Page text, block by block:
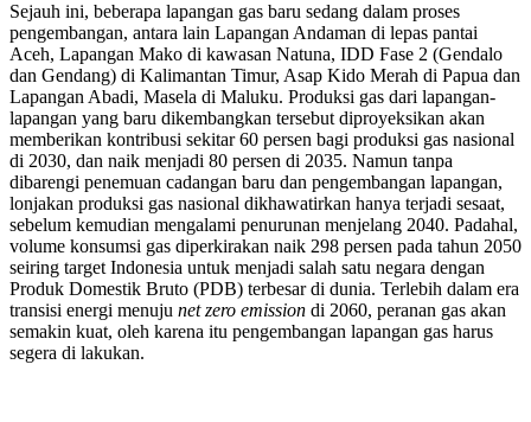
Sejauh ini, beberapa lapangan gas baru sedang dalam proses
pengembangan, antara lain Lapangan Andaman di lepas pantai
Aceh, Lapangan Mako di kawasan Natuna, IDD Fase 2 (Gendalo
dan Gendang) di Kalimantan Timur, Asap Kido Merah di Papua dan
Lapangan Abadi, Masela di Maluku. Produksi gas dari lapangan-
lapangan yang baru dikembangkan tersebut diproyeksikan akan
memberikan kontribusi sekitar 60 persen bagi produksi gas nasional
di 2030, dan naik menjadi 80 persen di 2035. Namun tanpa
dibarengi penemuan cadangan baru dan pengembangan lapangan,
lonjakan produksi gas nasional dikhawatirkan hanya terjadi sesaat,
sebelum kemudian mengalami penurunan menjelang 2040. Padahal,
volume konsumsi gas diperkirakan naik 298 persen pada tahun 2050
seiring target Indonesia untuk menjadi salah satu negara dengan
Produk Domestik Bruto (PDB) terbesar di dunia. Terlebih dalam era
transisi energi menuju net zero emission di 2060, peranan gas akan
semakin kuat, oleh karena itu pengembangan lapangan gas harus
segera di lakukan.